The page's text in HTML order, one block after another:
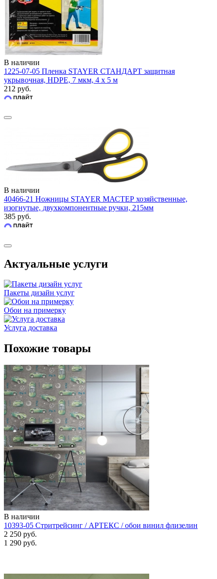
В наличии
1225-07-05 Пленка STAYER СТАНДАРТ защитная
укрывочная, HDPE, 7 мкм, 4 х 5 м
212 руб.
В наличии
40466-21 Ножницы STAYER МАСТЕР хозяйственные,
изогнутые, двухкомпонентные ручки, 215мм
385 руб.
Актуальные услуги
Пакеты дизайн услуг
Обои на примерку
Услуга доставка
Похожие товары
В наличии
10393-05 Стритрейсинг / АРТЕКС / обои винил флизелин
2 250 руб.
1 290 руб.